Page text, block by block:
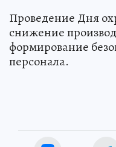
Проведение Дня
снижение
формирование
персонала.